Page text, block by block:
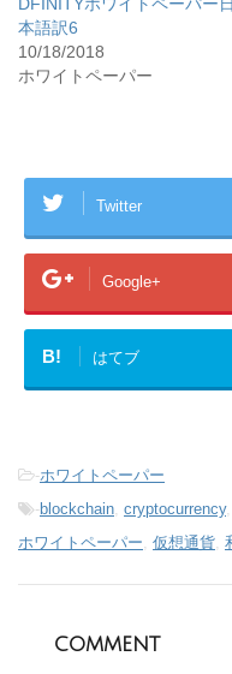
本語訳6
10/18/2018
ホワイトペーパー
Twitter
Google+
B! はてブ
-ホワイトペーパー
-blockchain cryptocurrency,
ホワイトペーパー 仮想通貨
comment